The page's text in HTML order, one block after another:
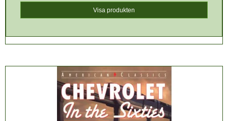
Visa produkten